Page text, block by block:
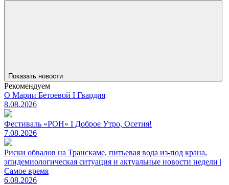
Показать новости
Рекомендуем
О Марии Бетоевой I Гвардия
8.08.2026
Фестиваль «РОН» I Доброе Утро, Осетия!
7.08.2026
Риски обвалов на Транскаме, питьевая вода из-под крана,
эпидемиологическая ситуация и актуальные новости недели |
Самое время
6.08.2026